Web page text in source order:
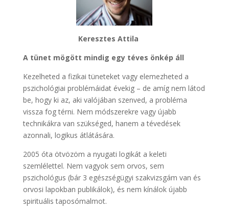
Keresztes Attila
A tünet mögött mindig egy téves önkép áll
Kezelheted a fizikai tüneteket vagy elemezheted a
pszichológiai problémáidat évekig – de amíg nem látod
be, hogy ki az, aki valójában szenved, a probléma
vissza fog térni. Nem módszerekre vagy újabb
technikákra van szükséged, hanem a tévedések
azonnali, logikus átlátására.
2005 óta ötvözöm a nyugati logikát a keleti
szemlélettel. Nem vagyok sem orvos, sem
pszichológus (bár 3 egészségügyi szakvizsgám van és
orvosi lapokban publikálok), és nem kínálok újabb
spirituális taposómalmot.